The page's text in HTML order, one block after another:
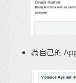
為自己的